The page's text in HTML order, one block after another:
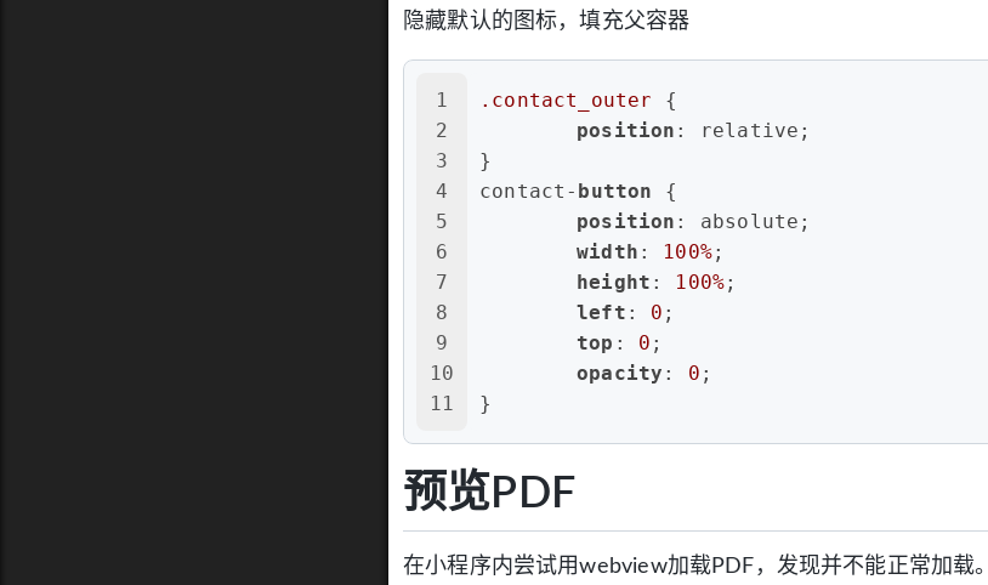
隐藏默认的图标，填充父容器
1
2
3
4
5
6
7
8
9
10
11
.contact_outer {
position : relative;
}
contact- button {
position : absolute;
width : 100%;
height : 100%;
left : 0 ;
top : 0 ;
opacity : 0 ;
}
预览PDF
在小程序内尝试用webview加载PDF，发现并不能正常加载。